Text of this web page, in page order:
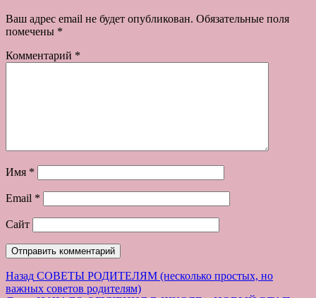
Ваш адрес email не будет опубликован. Обязательные поля
помечены *
Комментарий *
Имя *
Email *
Сайт
Навигация
Назад Предыдущая
запись:
СОВЕТЫ РОДИТЕЛЯМ (несколько простых, но
важных советов родителям)